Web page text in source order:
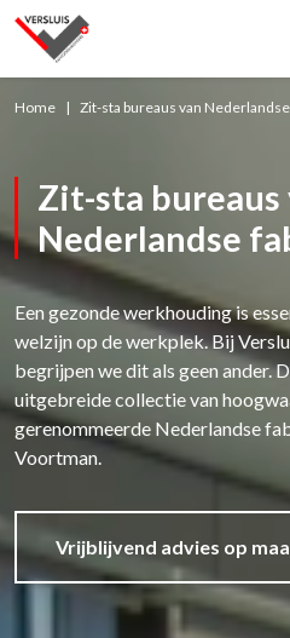
Home Zit-sta bureaus van
Zit-sta bureaus
Nederlandse
Een gezonde werkhouding is
welzijn op de werkplek. Bij
begrijpen we dit als geen ander.
uitgebreide collectie van
gerenommeerde Nederlandse
Voortman.
Vrijblijvend advies op